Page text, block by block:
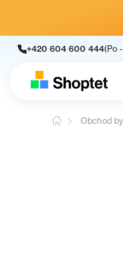
+420 604 600 444(Po
Obchod